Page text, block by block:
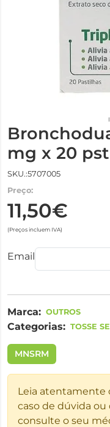
mg x 20 pst
SKU.:5707005
Preço:
11,50€
(Preços incluem IVA)
Email
Marca: OUTROS
Categorias: TOSSE
MNSRM
Leia atentamente
caso de dúvida
consulte o seu